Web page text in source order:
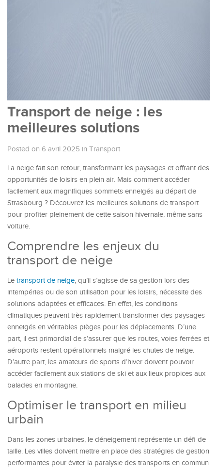
Transport de neige : les
meilleures solutions
Posted on 6 avril 2025 in Transport
La neige fait son retour, transformant les paysages et offrant des
opportunités de loisirs en plein air. Mais comment accéder
facilement aux magnifiques sommets enneigés au départ de
Strasbourg ? Découvrez les meilleures solutions de transport
pour profiter pleinement de cette saison hivernale, même sans
voiture.
Comprendre les enjeux du
transport de neige
Le transport de neige, qu’il s’agisse de sa gestion lors des
intempéries ou de son utilisation pour les loisirs, nécessite des
solutions adaptées et efficaces. En effet, les conditions
climatiques peuvent très rapidement transformer des paysages
enneigés en véritables pièges pour les déplacements. D’une
part, il est primordial de s’assurer que les routes, voies ferrées et
aéroports restent opérationnels malgré les chutes de neige.
D’autre part, les amateurs de sports d’hiver doivent pouvoir
accéder facilement aux stations de ski et aux lieux propices aux
balades en montagne.
Optimiser le transport en milieu
urbain
Dans les zones urbaines, le déneigement représente un défi de
taille. Les villes doivent mettre en place des stratégies de gestion
performantes pour éviter la paralysie des transports en commun